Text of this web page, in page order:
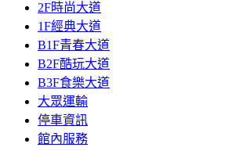
2F時尚大道
1F經典大道
B1F青春大道
B2F酷玩大道
B3F食樂大道
大眾運輸
停車資訊
館內服務